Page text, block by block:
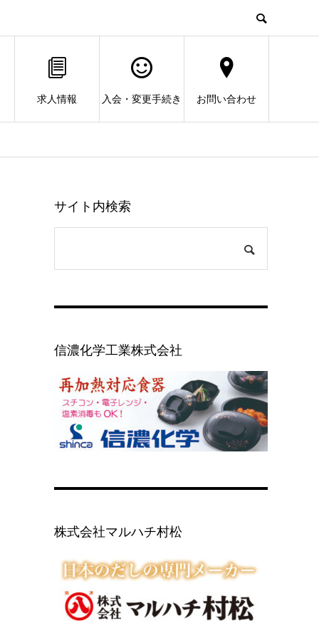
求人情報 入会・変更手続き お問い合わせ
サイト内検索
信濃化学工業株式会社
株式会社マルハチ村松